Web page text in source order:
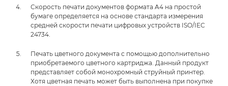
Скорость печати документов формата A4 на простой
бумаге определяется на основе стандарта измерения
средней скорости печати цифровых устройств ISO/IEC
24734.
Печать цветного документа с помощью дополнительно
приобретаемого цветного картриджа. Данный продукт
представляет собой монохромный струйный принтер.
Хотя цветная печать может быть выполнена при покупке